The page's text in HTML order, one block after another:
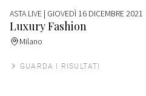
ASTA LIVE | GIOVEDÌ 16 DICEMBRE 2021
Luxury Fashion
Milano
GUARDA I RISULTATI